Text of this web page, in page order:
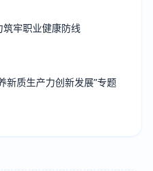
牢职业健康防线
新质生产力创新发展”专题